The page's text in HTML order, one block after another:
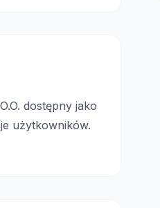
dostępny jako
użytkowników.